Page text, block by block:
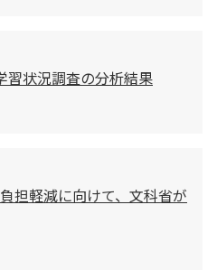
状況調査の分析結果
担軽減に向けて、文科省が